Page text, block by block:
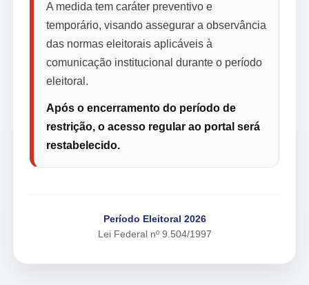
A medida tem caráter preventivo e
temporário, visando assegurar a observância
das normas eleitorais aplicáveis à
comunicação institucional durante o período
eleitoral.
Após o encerramento do período de
restrição, o acesso regular ao portal será
restabelecido.
Período Eleitoral 2026
Lei Federal nº 9.504/1997